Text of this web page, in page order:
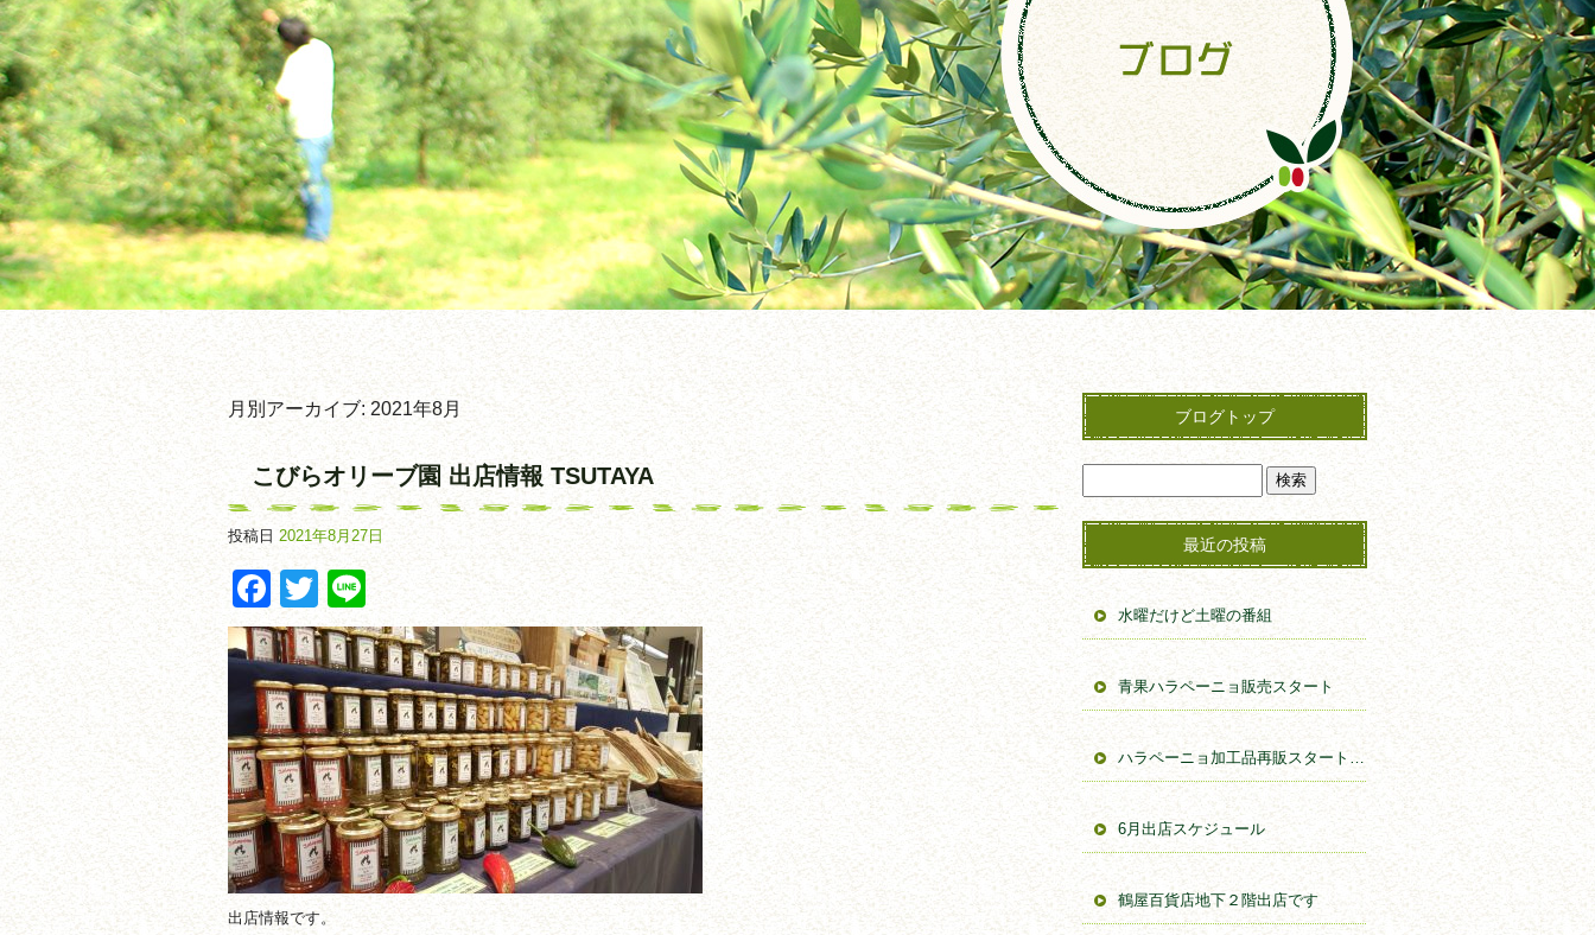
月別アーカイブ: 2021年8月
こびらオリーブ園 出店情報 TSUTAYA
投稿日 2021年8月27日
Facebook
Twitter
Line
出店情報です。
ブログトップ
最近の投稿
水曜だけど土曜の番組
青果ハラペーニョ販売スタート
ハラペーニョ加工品再販スタートしました。
6月出店スケジュール
鶴屋百貨店地下２階出店です